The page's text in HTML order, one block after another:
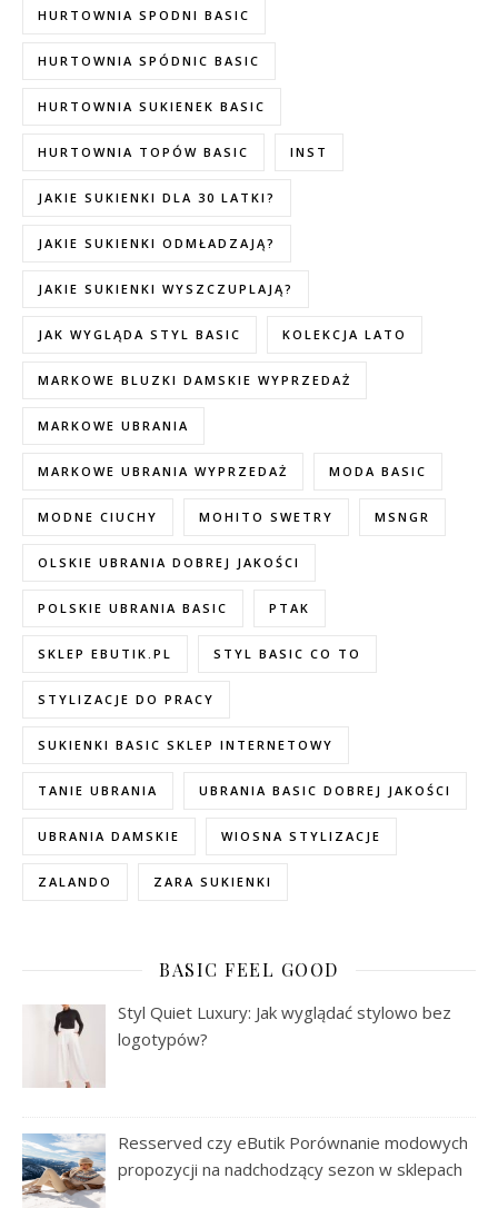
HURTOWNIA SPODNI BASIC
HURTOWNIA SPÓDNIC BASIC
HURTOWNIA SUKIENEK BASIC
HURTOWNIA TOPÓW BASIC INST
JAKIE SUKIENKI DLA 30 LATKI?
JAKIE SUKIENKI ODMŁADZAJĄ?
JAKIE SUKIENKI WYSZCZUPLAJĄ?
JAK WYGLĄDA STYL BASIC KOLEKCJA LATO
MARKOWE BLUZKI DAMSKIE WYPRZEDAŻ
MARKOWE UBRANIA
MARKOWE UBRANIA WYPRZEDAŻ MODA BASIC
MODNE CIUCHY MOHITO SWETRY MSNGR
OLSKIE UBRANIA DOBREJ JAKOŚCI
POLSKIE UBRANIA BASIC PTAK
SKLEP EBUTIK.PL STYL BASIC CO TO
STYLIZACJE DO PRACY
SUKIENKI BASIC SKLEP INTERNETOWY
TANIE UBRANIA UBRANIA BASIC DOBREJ JAKOŚCI
UBRANIA DAMSKIE WIOSNA STYLIZACJE
ZALANDO ZARA SUKIENKI
BASIC FEEL GOOD
Styl Quiet Luxury: Jak wyglądać stylowo bez
logotypów?
Resserved czy eButik Porównanie modowych
propozycji na nadchodzący sezon w sklepach